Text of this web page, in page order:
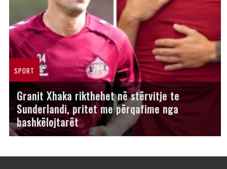
SPORT
Granit Xhaka rikthehet në stërvitje te
Sunderlandi, pritet me përqafime nga
bashkëlojtarët